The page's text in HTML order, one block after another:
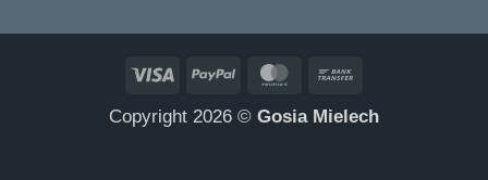
Visa PayPal MasterCard
Copyright 2026 © Gosia Mielech